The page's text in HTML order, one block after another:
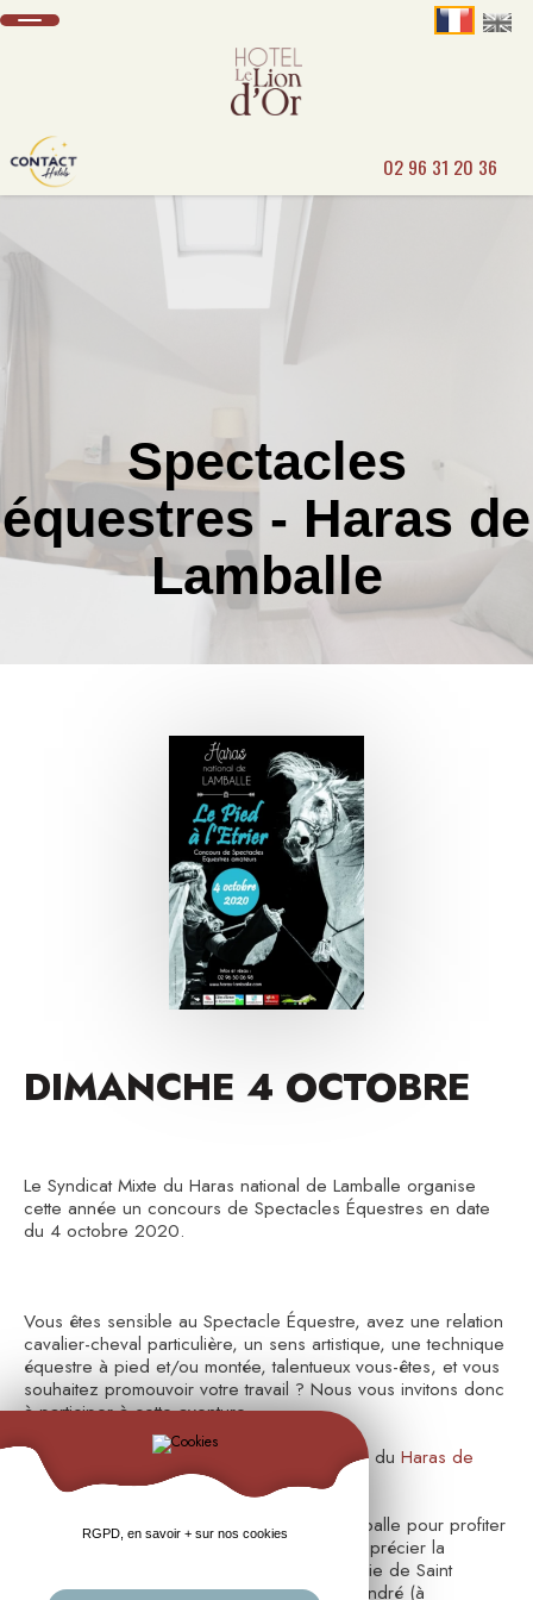
02 96 31 20 36
Spectacles
équestres - Haras de
Lamballe
DIMANCHE 4 OCTOBRE
Le Syndicat Mixte du Haras national de Lamballe organise
cette année un concours de Spectacles Équestres en date
du 4 octobre 2020.
Vous êtes sensible au Spectacle Équestre, avez une relation
cavalier-cheval particulière, un sens artistique, une technique
équestre à pied et/ou montée, talentueux vous-êtes, et vous
souhaitez promouvoir votre travail ? Nous vous invitons donc
à participer à cette aventure...
Retrouvez le programme complet sur le site du Haras de
Lamballe
Installez vous à l'hôtel Le Lion d'Or de Lamballe pour profiter
du confort du centre ville de Lamballe et apprécier la
proximité de la côte de la côte depuis la Baie de Saint
Brieuc, la station balnéaire de Pléneuf Val André (à
RGPD, en savoir + sur nos cookies